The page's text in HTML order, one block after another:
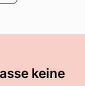
keine